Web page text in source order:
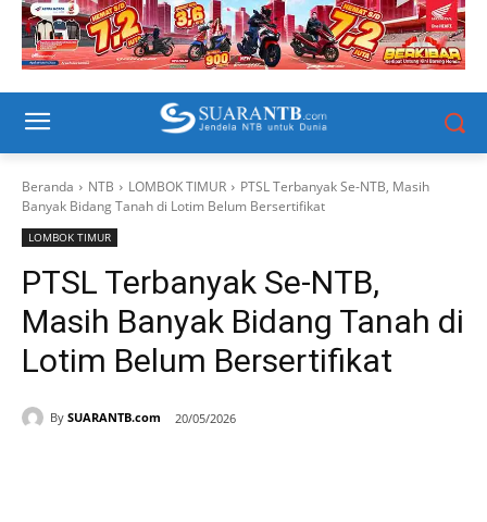
Beranda NTB LOMBOK TIMUR
PTSL Terbanyak Se-NTB, Masih
Banyak Bidang Tanah di Lotim Belum Bersertifikat
LOMBOK TIMUR
PTSL Terbanyak Se-NTB,
Masih Banyak Bidang Tanah di
Lotim Belum Bersertifikat
By SUARANTB.com 20/05/2026